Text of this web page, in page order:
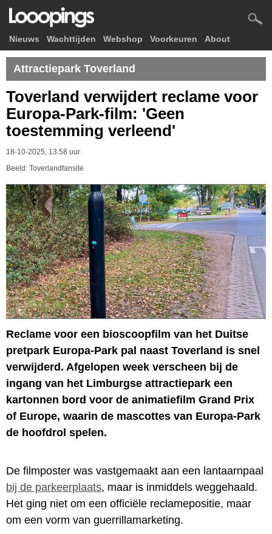
Nieuws Wachttijden Webshop Voorkeuren About
Attractiepark Toverland
Toverland verwijdert reclame voor
Europa-Park-film: 'Geen
toestemming verleend'
18-10-2025, 13.58 uur
Beeld: Toverlandfansite
Reclame voor een bioscoopfilm van het Duitse
pretpark Europa-Park pal naast Toverland is snel
verwijderd. Afgelopen week verscheen bij de
ingang van het Limburgse attractiepark een
kartonnen bord voor de animatiefilm Grand Prix
of Europe, waarin de mascottes van Europa-Park
de hoofdrol spelen.
De filmposter was vastgemaakt aan een lantaarnpaal
bij de parkeerplaats, maar is inmiddels weggehaald.
Het ging niet om een officiële reclamepositie, maar
om een vorm van guerrillamarketing.